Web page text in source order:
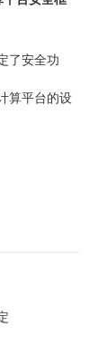
了安全功
算平台的设